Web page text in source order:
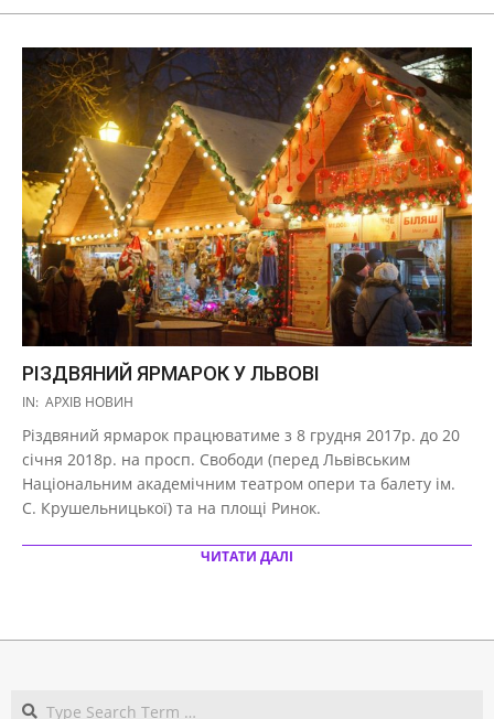
РІЗДВЯНИЙ ЯРМАРОК У ЛЬВОВІ
2017-
10
IN: АРХІВ НОВИН
Різдвяний ярмарок працюватиме з 8 грудня 2017р. до 20
січня 2018р. на просп. Свободи (перед Львівським
Національним академічним театром опери та балету ім.
С. Крушельницької) та на площі Ринок.
ЧИТАТИ ДАЛІ